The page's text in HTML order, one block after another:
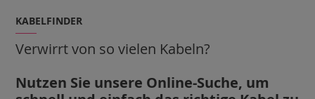
KABELFINDER
Verwirrt von so vielen Kabeln?
Nutzen Sie unsere Online-Suche, um